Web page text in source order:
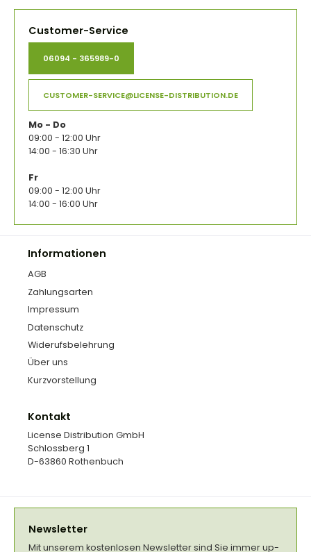
Customer-Service
06094 - 365989-0
CUSTOMER-SERVICE@LICENSE-DISTRIBUTION.DE
Mo - Do
09:00 - 12:00 Uhr
14:00 - 16:30 Uhr
Fr
09:00 - 12:00 Uhr
14:00 - 16:00 Uhr
Informationen
AGB
Zahlungsarten
Impressum
Datenschutz
Widerufsbelehrung
Über uns
Kurzvorstellung
Kontakt
License Distribution GmbH
Schlossberg 1
D-63860 Rothenbuch
Newsletter
Mit unserem kostenlosen Newsletter sind Sie immer up-